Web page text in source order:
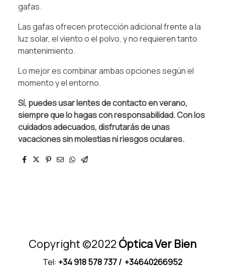
gafas.
Las gafas ofrecen protección adicional frente a la
luz solar, el viento o el polvo, y no requieren tanto
mantenimiento.
Lo mejor es combinar ambas opciones según el
momento y el entorno.
Sí, puedes usar lentes de contacto en verano,
siempre que lo hagas con responsabilidad. Con los
cuidados adecuados, disfrutarás de unas
vacaciones sin molestias ni riesgos oculares.
Copyright ©2022 Óptica Ver Bien
Tel: +34 918 578 737/ +34640266952